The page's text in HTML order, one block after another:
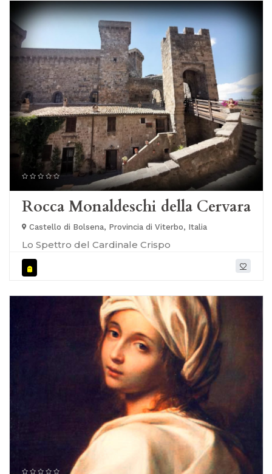
Rocca Monaldeschi della Cervara
Castello di Bolsena, Provincia di Viterbo, Italia
Lo Spettro del Cardinale Crispo